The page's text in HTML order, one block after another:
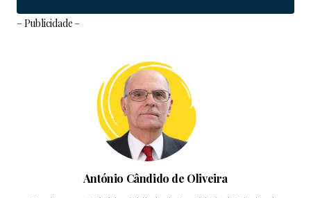
– Publicidade –
António Cândido de Oliveira